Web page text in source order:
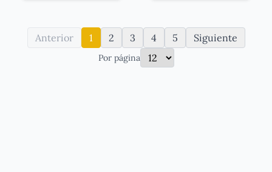
Anterior 1 2 3 4 5 Siguiente
Por página